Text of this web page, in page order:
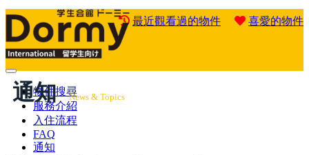
最近觀看過的物件 喜愛的物件
Mobile
Menu物件搜尋
服務介紹
入住流程
FAQ
通知
通知 News & Topics